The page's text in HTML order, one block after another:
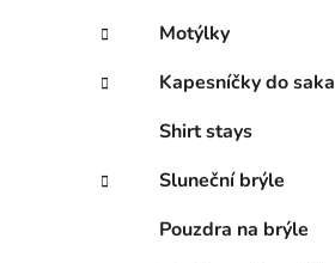
Motýlky
Kapesníčky do saka
Shirt stays
Sluneční brýle
Pouzdra na brýle